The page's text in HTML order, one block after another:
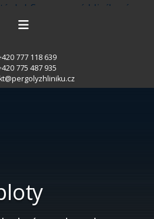
777 118 639
775 487 935
dub Samonosná hliníková